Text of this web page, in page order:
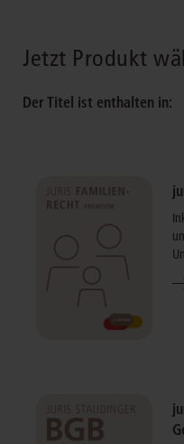
Jetzt Produkt
Der Titel ist enthalten in: